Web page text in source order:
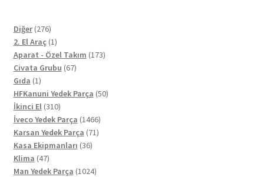
Diğer 276276
ürün
2. El Araç 11
ürün
Aparat - Özel Takım 173173
Civata Grubu 6767
Gıda 11
ürün
HFKanuni Yedek Parça 5050
İkinci El 310310
ürün
İveco Yedek Parça 14661466
ürün
Karsan Yedek Parça 7171
Kasa Ekipmanları 3636
Klima 4747
ürün
Man Yedek Parça 10241024